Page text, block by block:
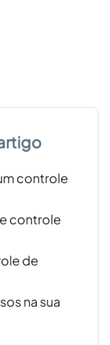
controle
controle
de
na sua